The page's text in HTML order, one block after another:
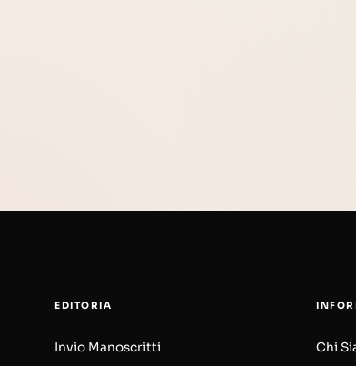
EDITORIA
Invio Manoscritti Chi